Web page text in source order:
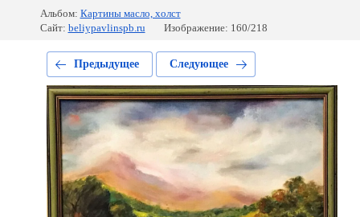
Альбом: Картины масло, холст
Сайт: beliypavlinspb.ru Изображение: 160/218
Предыдущее Следующее